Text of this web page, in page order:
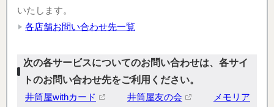
いたします。
各店舗お問い合わせ先一覧
次の各サービスについてのお問い合わせは、各サイ
トのお問い合わせ先をご利用ください。
井筒屋withカード
井筒屋友の会
メモリア